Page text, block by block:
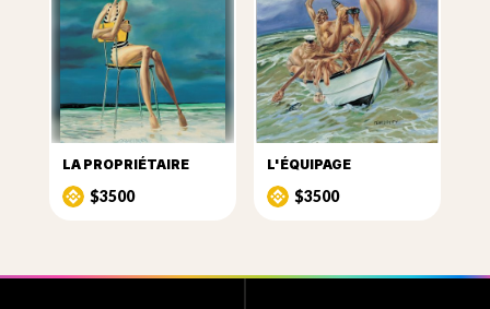
LA PROPRIÉTAIRE
$3500
L'ÉQUIPAGE
$3500